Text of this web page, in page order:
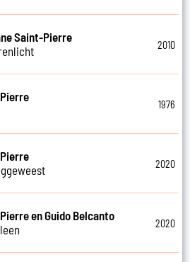
Saint-Pierre
2010
1976
2020
en Guido Belcanto
2020